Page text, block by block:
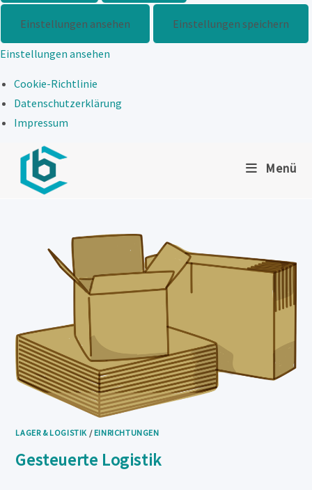
Einstellungen ansehen Einstellungen speichern
Einstellungen ansehen
Cookie-Richtlinie
Datenschutzerklärung
Impressum
springen
Menü
LAGER & LOGISTIK / EINRICHTUNGEN
Gesteuerte Logistik